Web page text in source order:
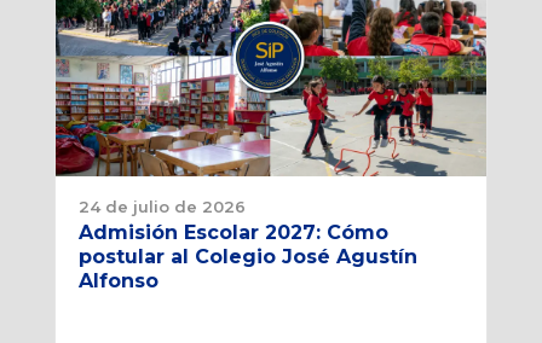
24 de julio de 2026
Admisión Escolar 2027: Cómo
postular al Colegio José Agustín
Alfonso